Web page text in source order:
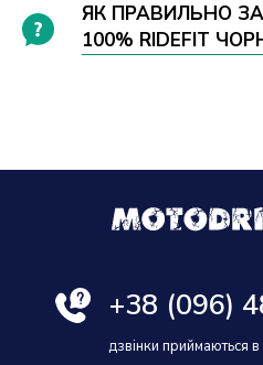
ЯК ПРАВИЛЬНО
100% RIDEFIT
+38 (096)
дзвінки приймаються